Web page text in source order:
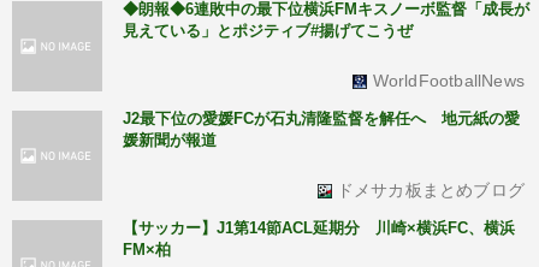
◆朗報◆6連敗中の最下位横浜FMキスノーボ監督「成長が
見えている」とポジティブ#揚げてこうぜ
WorldFootballNews
J2最下位の愛媛FCが石丸清隆監督を解任へ 地元紙の愛
媛新聞が報道
ドメサカ板まとめブログ
【サッカー】J1第14節ACL延期分 川崎×横浜FC、横浜
FM×柏